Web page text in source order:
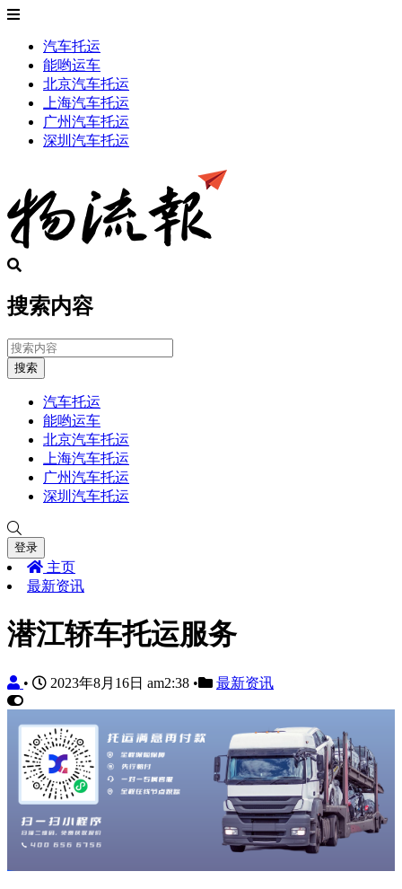
汽车托运
能哟运车
北京汽车托运
上海汽车托运
广州汽车托运
深圳汽车托运
搜索内容
搜索
汽车托运
能哟运车
北京汽车托运
上海汽车托运
广州汽车托运
深圳汽车托运
登录
主页
最新资讯
潜江轿车托运服务
• 2023年8月16日 am2:38 • 最新资讯